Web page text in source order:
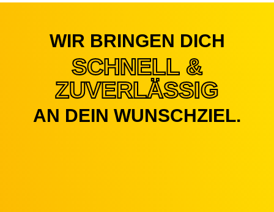
WIR BRINGEN DICH
SCHNELL &
ZUVER­LÄSSIG
AN DEIN WUNSCHZIEL.